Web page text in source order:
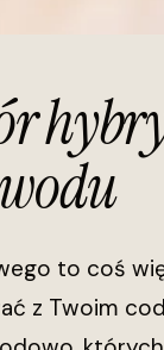
to coś
z Twoim